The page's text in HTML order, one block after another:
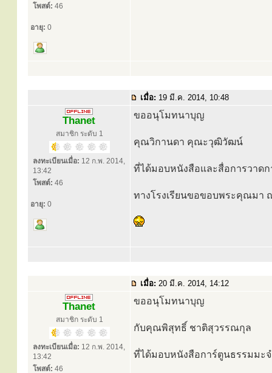
โพสต์: 46
อายุ: 0
เมื่อ: 19 มี.ค. 2014, 10:48
Thanet
สมาชิก ระดับ 1
ลงทะเบียนเมื่อ: 12 ก.พ. 2014,
13:42
โพสต์: 46
อายุ: 0
ขออนุโมทนาบุญ
คุณวิกานดา คุณะวุฒิวัฒน์
ที่ได้มอบหนังสือและสื่อการวาด
ทางโรงเรียนขอขอบพระคุณมา
เมื่อ: 20 มี.ค. 2014, 14:12
Thanet
สมาชิก ระดับ 1
ลงทะเบียนเมื่อ: 12 ก.พ. 2014,
13:42
โพสต์: 46
ขออนุโมทนาบุญ
กับคุณพิสุทธิ์ ชาติสุวรรณกุล
ที่ได้มอบหนังสือการ์ตูนธรรมมะ